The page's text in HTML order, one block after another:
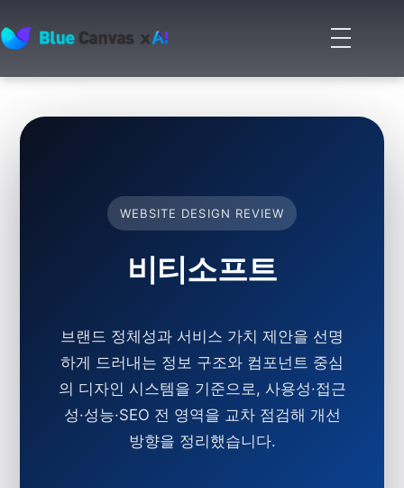
BLUECANVAS
메
뉴
기
WEBSITE DESIGN REVIEW
비티소프트
브랜드 정체성과 서비스 가치 제안을 선명
하게 드러내는 정보 구조와 컴포넌트 중심
의 디자인 시스템을 기준으로, 사용성·접근
성·성능·SEO 전 영역을 교차 점검해 개선
방향을 정리했습니다.